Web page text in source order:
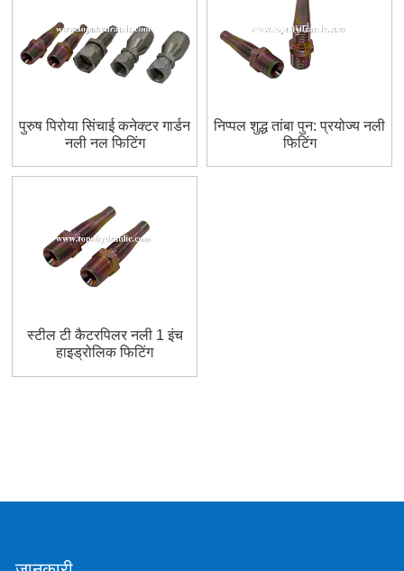
पुरुष पिरोया सिंचाई कनेक्टर गार्डन
नली नल फिटिंग
निप्पल शुद्ध तांबा पुन: प्रयोज्य नली
फिटिंग
स्टील टी कैटरपिलर नली 1 इंच
हाइड्रोलिक फिटिंग